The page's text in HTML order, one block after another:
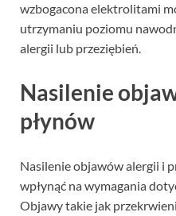
wzbogacona elektrolitami
utrzymaniu poziomu
alergii lub przeziębień.
Nasilenie
płynów
Nasilenie objawów alergii i
wpłynąć na wymagania
Objawy takie jak